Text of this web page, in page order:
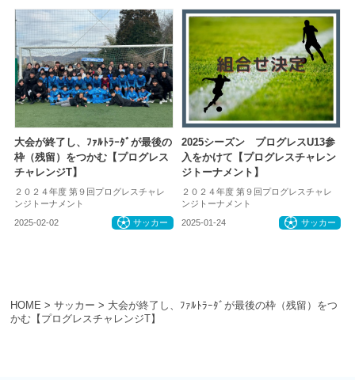
HOME > サッカー > 大会が終了し、ﾌｧﾙﾄﾗｰﾀﾞが最後の枠（残留）をつ
かむ【プログレスチャレンジT】
大会が終了し、ﾌｧﾙﾄﾗｰﾀﾞが最後の
枠（残留）をつかむ【プログレス
チャレンジT】
２０２４年度 第９回プログレスチャレ
ンジトーナメント
2025-02-02 サッカー
2025シーズン プログレスU13参
入をかけて【プログレスチャレン
ジトーナメント】
２０２４年度 第９回プログレスチャレ
ンジトーナメント
2025-01-24 サッカー